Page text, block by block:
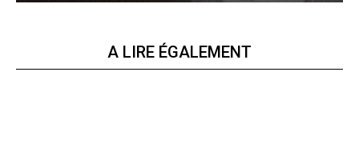
A LIRE ÉGALEMENT